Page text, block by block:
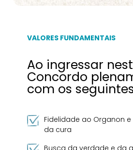
VALORES FUNDAMENTAIS
Ao ingressar
Concordo
com os
Fidelidade ao Organon
da cura